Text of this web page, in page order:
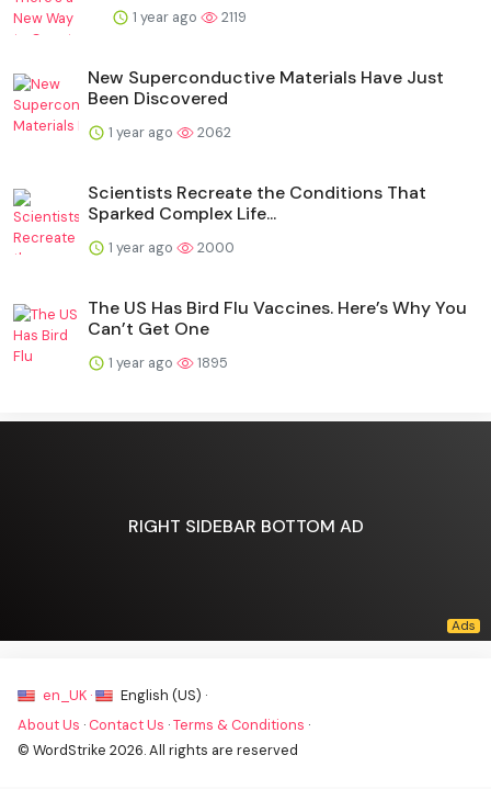
1 year ago 2119
New Superconductive Materials Have Just
Been Discovered
1 year ago 2062
Scientists Recreate the Conditions That
Sparked Complex Life...
1 year ago 2000
The US Has Bird Flu Vaccines. Here’s Why You
Can’t Get One
1 year ago 1895
RIGHT SIDEBAR BOTTOM AD
en_UK ·
English (US) ·
About Us · Contact Us ·Terms & Conditions ·
© WordStrike 2026. All rights are reserved